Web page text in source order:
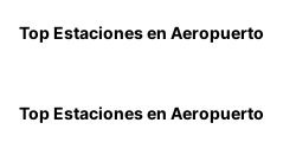
Top Estaciones en Aeropuerto
Top Estaciones en Aeropuerto